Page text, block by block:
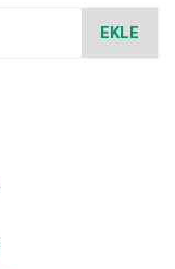
EKLE